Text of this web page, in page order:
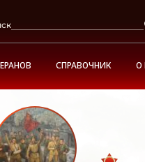
СПРАВОЧНИК О